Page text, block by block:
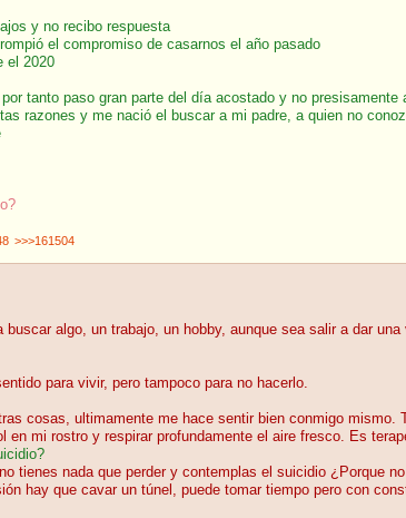
y no recibo respuesta
el compromiso de casarnos el año pasado
el 2020
tanto paso gran parte del día acostado y no presisamente
razones y me nació el buscar a mi padre, a quien no
>>>161504
algo, un trabajo, un hobby, aunque sea salir a dar
para vivir, pero tampoco para no hacerlo.
cosas, ultimamente me hace sentir bien conmigo mismo.
mi rostro y respirar profundamente el aire fresco. Es
tienes nada que perder y contemplas el suicidio ¿Porque
hay que cavar un túnel, puede tomar tiempo pero con